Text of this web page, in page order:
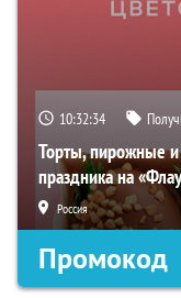
10:32:33
Торты, пирожные и
праздника на
Россия
Промокод